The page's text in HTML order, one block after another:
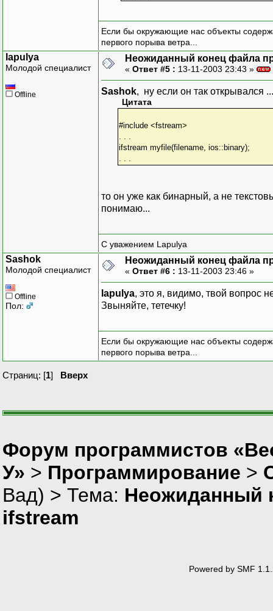
Если бы окружающие нас объекты
первого порыва ветра...
lapulya
Молодой специалист
Offline
Неожиданный конец файла
« Ответ #5 : 13-11-2003 23:43 »
Sashok, ну если он так открывался ...
Цитата
#include <fstream>
ifstream myfile(filename, ios::binary);
то он уже как бинарный, а не
понимаю...
С уважением Lapulya
Sashok
Молодой специалист
Offline
Пол:
Неожиданный конец файла
« Ответ #6 : 13-11-2003 23:46 »
lapulya, это я, видимо, твой вопрос
Звыняйте, тетечку!
Если бы окружающие нас объекты
первого порыва ветра...
Страниц: [1] Вверх
Форум программистов
У» > Программирование >
Вад) > Тема: Неожиданный
ifstream
Powered by SMF